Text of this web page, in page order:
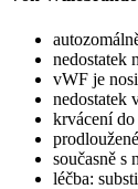
nedostatek
vWF je
nedostatek
krvácení do
současně s
léčba: